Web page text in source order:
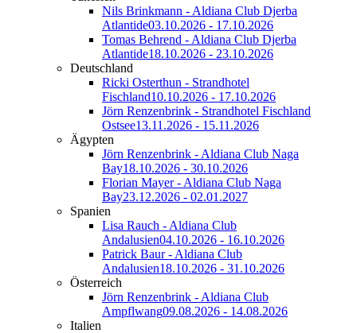
Nils Brinkmann - Aldiana Club Djerba
Atlantide03.10.2026 - 17.10.2026
Tomas Behrend - Aldiana Club Djerba
Atlantide18.10.2026 - 23.10.2026
Deutschland
Ricki Osterthun - Strandhotel
Fischland10.10.2026 - 17.10.2026
Jörn Renzenbrink - Strandhotel Fischland
Ostsee13.11.2026 - 15.11.2026
Ägypten
Jörn Renzenbrink - Aldiana Club Naga
Bay18.10.2026 - 30.10.2026
Florian Mayer - Aldiana Club Naga
Bay23.12.2026 - 02.01.2027
Spanien
Lisa Rauch - Aldiana Club
Andalusien04.10.2026 - 16.10.2026
Patrick Baur - Aldiana Club
Andalusien18.10.2026 - 31.10.2026
Österreich
Jörn Renzenbrink - Aldiana Club
Ampflwang09.08.2026 - 14.08.2026
Italien